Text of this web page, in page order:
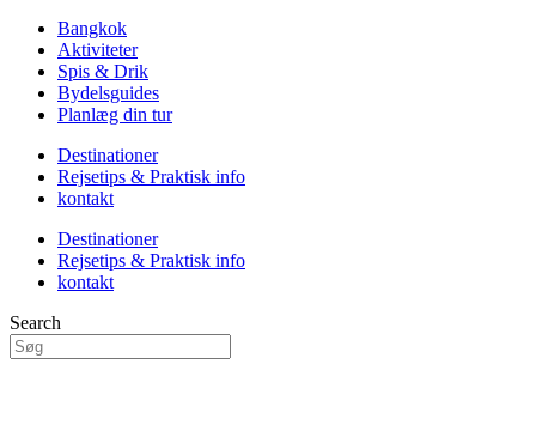
Bangkok
Aktiviteter
Spis & Drik
Bydelsguides
Planlæg din tur
Destinationer
Rejsetips & Praktisk info
kontakt
Destinationer
Rejsetips & Praktisk info
kontakt
Search